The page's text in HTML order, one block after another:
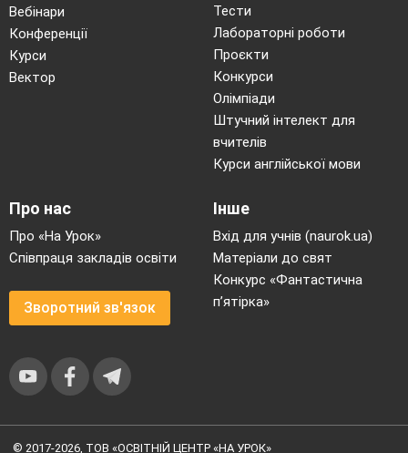
Вебінари
Конференції
Курси
Вектор
Тести
Лабораторні роботи
Проєкти
Конкурси
Олімпіади
Штучний інтелект для
вчителів
Курси англійської мови
Про нас
Про «На Урок»
Співпраця закладів освіти
Зворотний зв'язок
Інше
Вхід для учнів (naurok.ua)
Матеріали до свят
Конкурс «Фантастична
п’ятірка»
© 2017-2026, ТОВ «ОСВІТНІЙ ЦЕНТР «НА УРОК»